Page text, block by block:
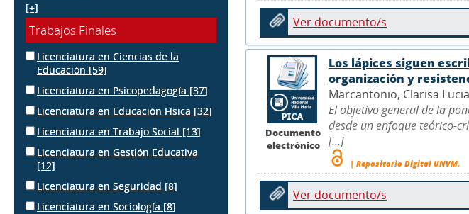
[+]
Trabajos Finales
Licenciatura en Ciencias de la
Educación [59]
Licenciatura en Psicopedagogía [37]
Licenciatura en Educación Física [32]
Licenciatura en Trabajo Social [13]
Licenciatura en Gestión Educativa
[12]
Licenciatura en Seguridad [8]
Licenciatura en Sociología [8]
Ver documento/s
Documento
electrónico
Los lápices siguen
organización y
Marcantonio, Clarisa
El objetivo general de la
desde un enfoque teórico-
[...]
| Repositorio Digital UNVM.
Ver documento/s